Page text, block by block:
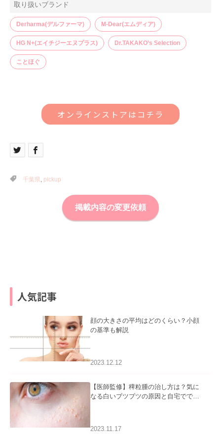
取り扱いブランド
Derharma(デルファーマ) M-Dear(エムディア)
HG N+(エイチジーエヌプラス) Dr.TAKAKO’s Selection
ことほぐ
オンラインストアはコチラ
千葉県, pickup
掲載内容の変更依頼
人気記事
顔の大きさの平均はどのくらい？小顔
の基準も解説
2023.12.12
【医師監修】稗粒腫の治し方は？気に
なる白いブツブツの原因と自宅ででき
2023.11.17